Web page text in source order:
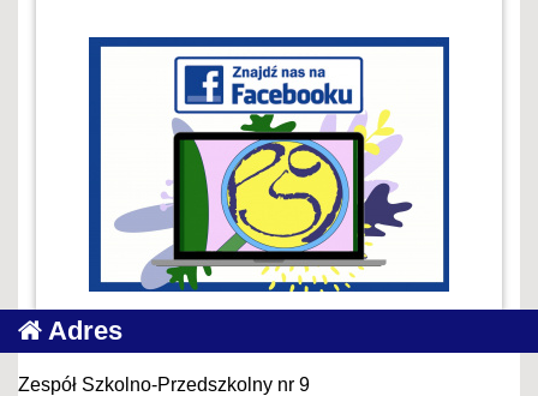
Adres
Zespół Szkolno-Przedszkolny nr 9